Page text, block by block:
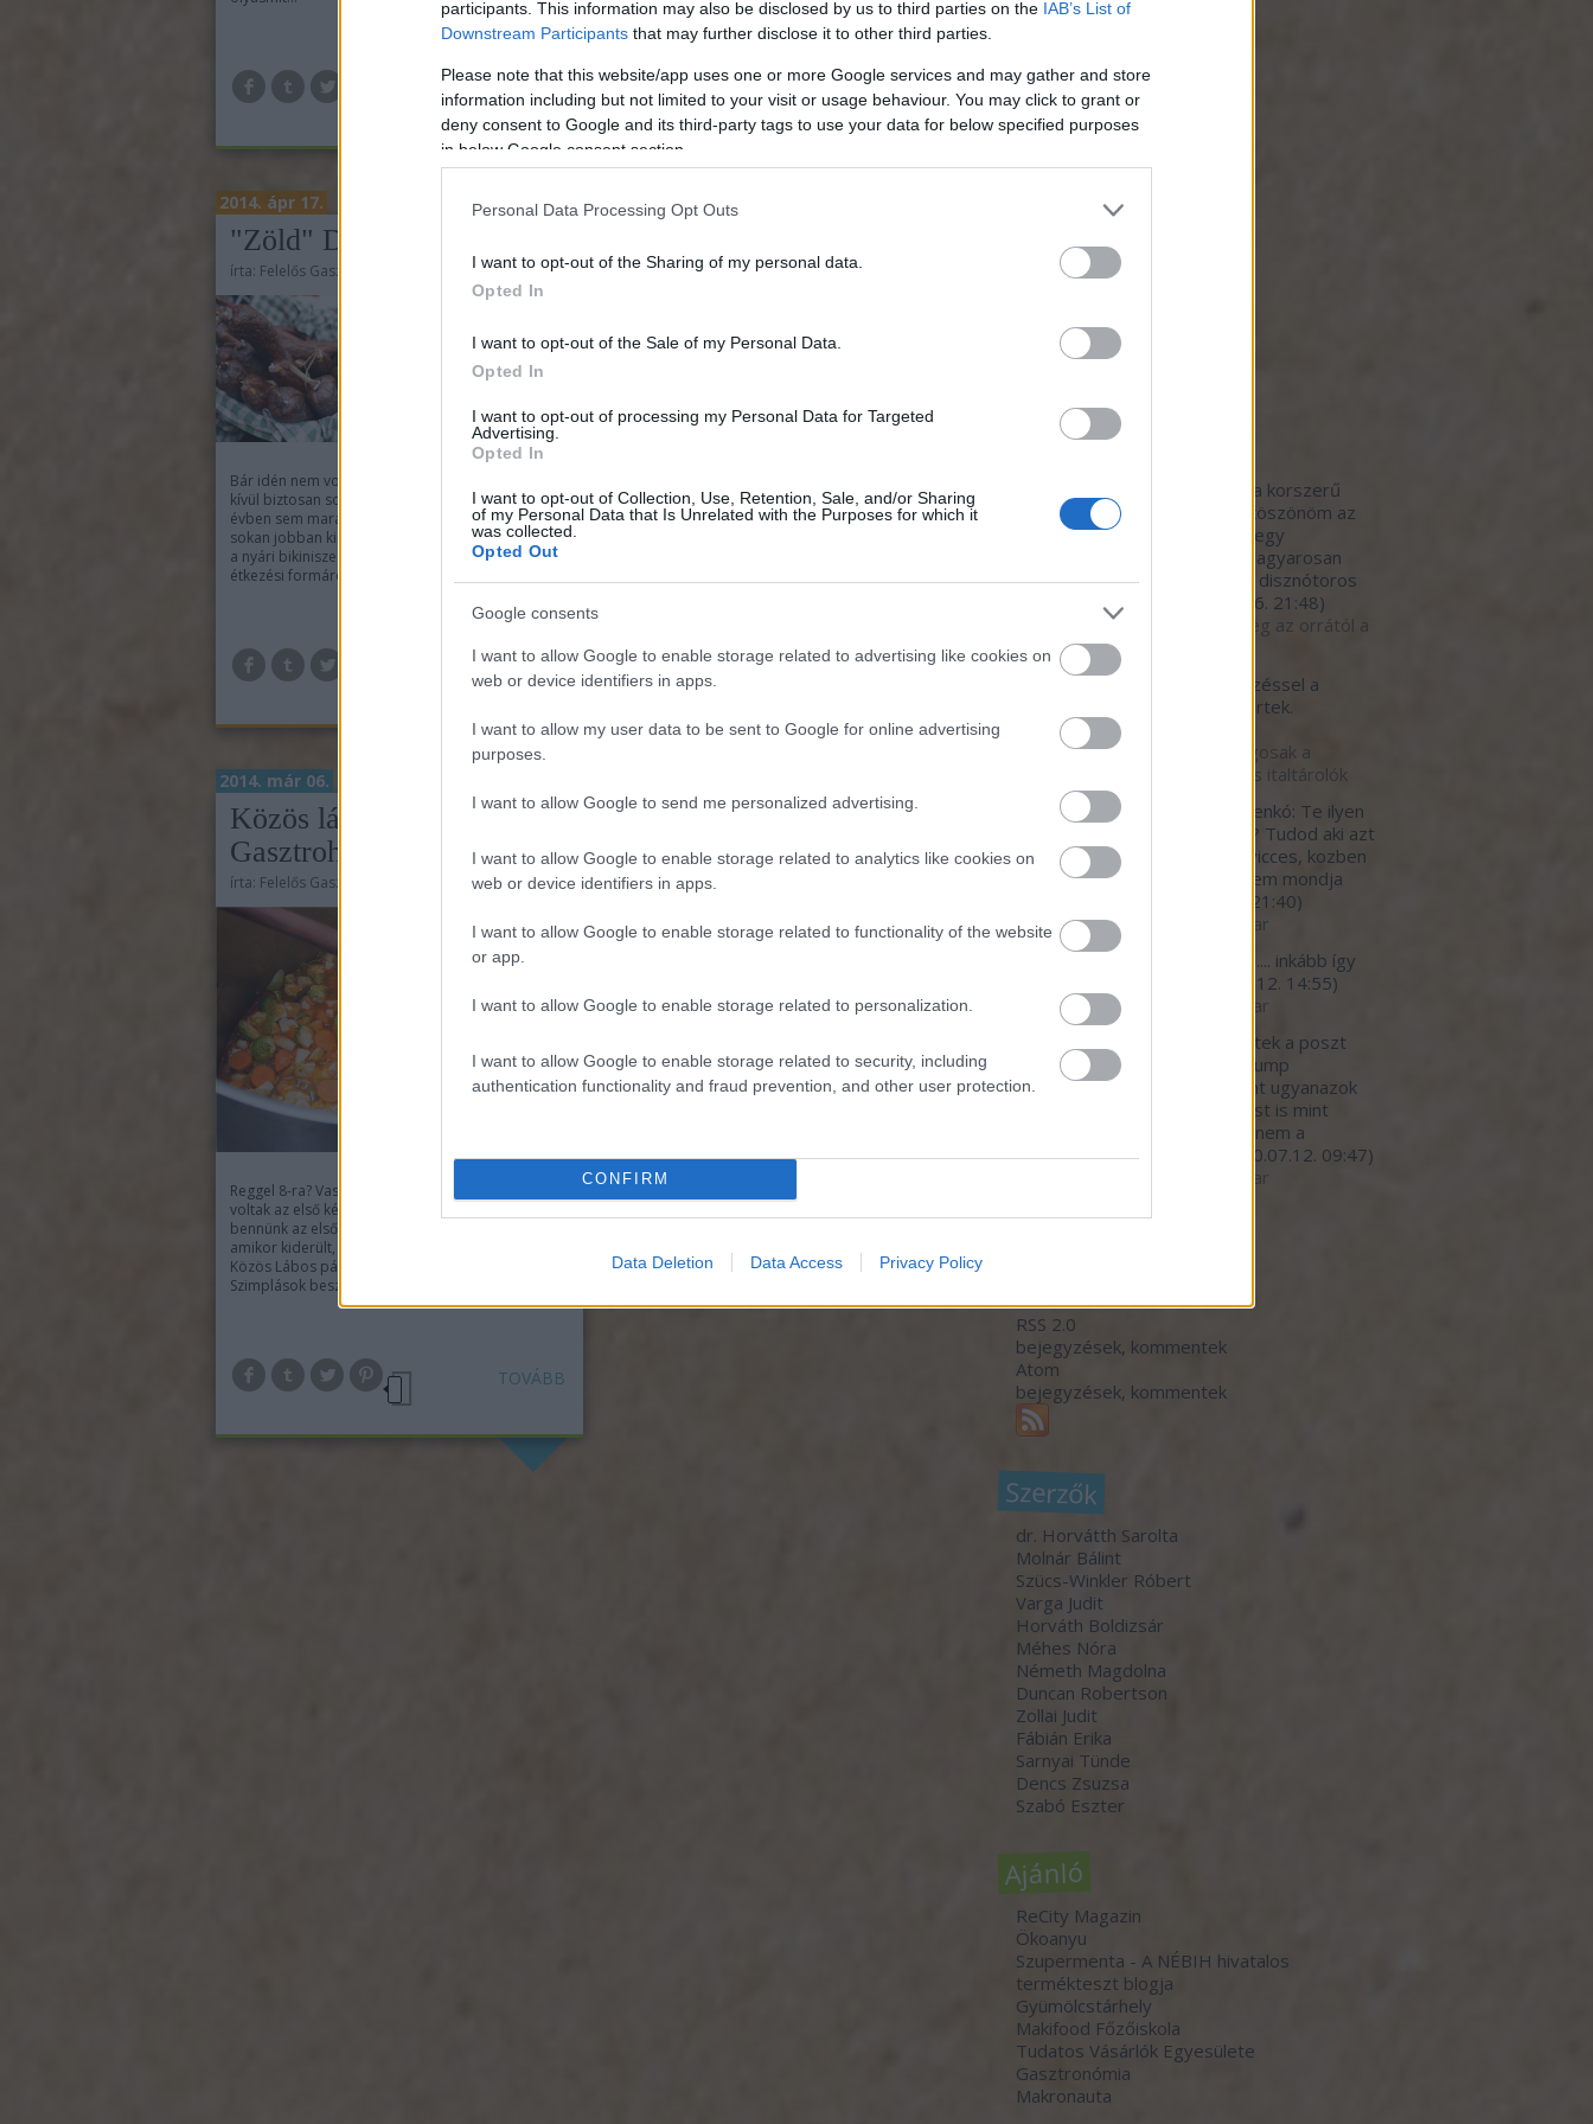
participants. This information may also be disclosed by us to third parties on the IAB’s List of
Downstream Participants that may further disclose it to other third parties.
Please note that this website/app uses one or more Google services and may gather and store
information including but not limited to your visit or usage behaviour. You may click to grant or
deny consent to Google and its third-party tags to use your data for below specified purposes
in below Google consent section.
Personal Data Processing Opt Outs
I want to opt-out of the Sharing of my personal data.
Opted In
I want to opt-out of the Sale of my Personal Data.
Opted In
I want to opt-out of processing my Personal Data for Targeted
Advertising.
Opted In
I want to opt-out of Collection, Use, Retention, Sale, and/or Sharing
of my Personal Data that Is Unrelated with the Purposes for which it
was collected.
Opted Out
Google consents
I want to allow Google to enable storage related to advertising like cookies on
web or device identifiers in apps.
I want to allow my user data to be sent to Google for online advertising
purposes.
I want to allow Google to send me personalized advertising.
I want to allow Google to enable storage related to analytics like cookies on
web or device identifiers in apps.
I want to allow Google to enable storage related to functionality of the website
or app.
I want to allow Google to enable storage related to personalization.
I want to allow Google to enable storage related to security, including
authentication functionality and fraud prevention, and other user protection.
CONFIRM
Data Deletion Data Access Privacy Policy
TOVÁBB
Gombázz be Pali bácsival!
írta:Felelős Gasztrohős
bele a keddi napba: mi lesz, ha nem áll velünk
szóba senki? Valóban ilyen jól megy a
TOVÁBB
TOVÁBB
2014. ápr 17.
"Zöld" Diéta
írta: Felelős Gasztrohős
Bár idén nem volt túl kemény telünk, azért rajtam
kívül biztosan sokan örülnek, hogy ebben az
évben sem marad el a tavasz. Ilyenkor pedig
sokan jobban kinyitják a fülüket, mikor egy újfajta,
a nyári bikiniszezonra hatékonyan felkészítő
étkezési formáról hallanak. Mi azonban a…
TOVÁBB
2014. már 06.
Közös lábosban a Felelős
Gasztrohőssel
írta: Felelős Gasztrohős
Reggel 8-ra? Vasárnap? 200 tányérra valót? Ezek
voltak az első kérdések, amik megfogalmazódtak
bennünk az első 10 perces örömkitörést követően,
amikor kiderült, hogy megnyertük a Szimplakert
Közös Lábos pályázatát. A pályázat szerint a
Szimplások beszerzik nekünk a…
TOVÁBB
carrotmob( 3)
élelmiszer-hulladék
felelős gasztrohős menü
fenntartható fogás
fogj kezet a termelővel
gasztrohősködés otthon
idénynaptár
(
(2
tour de Hős
vendégposzt
zöld étterem
zöld kávézó(
Utolsó kommentek
Szeretem, amikor a korszerű
összeér a hagyományossal, köszönöm az
ötleteket! Engedtessék meg egy
megjegyzés: nose to tale - magyarosan
fülétől a farkáig. Így hirdetik a disznótoros
hétvégét, van ily...
2020.10.16. 21:48)
Nose to tail - avagy együk meg az orrától a
farkáig 1. rész
Sportman89:
Ezzel a bejegyzéssel a
gasztrohos.blog.hu-n egyet értek.
2020.09.25. 13:41
A szakértők szerint biztonságosak a
többször használatos étel- és italtárolók
fittyerfutty: @Milánói Makarenkó: Te ilyen
Kasza Tibi tipusu arc vagy mi? Tudod aki azt
hiszi, hogy allandoan baromi vicces, kozben
csak *urva faraszto, de ezt nem mondja
2020.07.12. 21:40)
A megbetegedő élelmiszeripar
moonlight777:
megbetegítő.... inkább így
2020.07.12. 14:55)
A megbetegedő élelmiszeripar
Nagy részt egyetértek a poszt
mondanivalójával, kivéve a Trump
kormányzat hibáztatását. Pont ugyanazok
az érdekkörök írányítanak most is mint
bármelyik elnök alatt. Persze nem a
gyíkemberekre gondol...
2020.07.12. 09:47)
A megbetegedő élelmiszeripar
Utolsó 20
RSS 2.0
bejegyzések, kommentek
Atom
bejegyzések, kommentek
Szerzők
dr. Horvátth Sarolta
Molnár Bálint
Szücs-Winkler Róbert
Varga Judit
Horváth Boldizsár
Méhes Nóra
Németh Magdolna
Duncan Robertson
Zollai Judit
Fábián Erika
Sarnyai Tünde
Dencs Zsuzsa
Szabó Eszter
Ajánló
ReCity Magazin
Ökoanyu
Szupermenta - A NÉBIH hivatalos
termékteszt blogja
Gyümölcstárhely
Makifood Főzőiskola
Tudatos Vásárlók Egyesülete
Gasztronómia
Makronauta